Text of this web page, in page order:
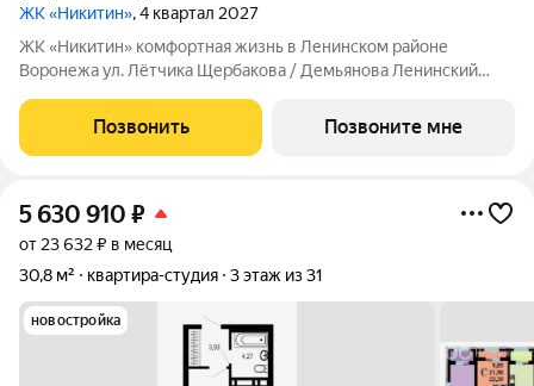
ЖК «Никитин», 4 квартал 2027
ЖК «Никитин» комфортная жизнь в Ленинском районе
Воронежа ул. Лётчика Щербакова / Демьянова Ленинский
Современный жилой комплекс в тихом центре города. Рядом
цирк, парк им. Дурова, ТЦ,
Позвонить Позвоните мне
5 630 910 ₽
от 23 632 ₽ в месяц
30,8 м²
квартира-студия 3 этаж из 31
новостройка